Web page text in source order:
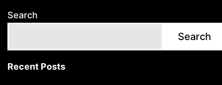
Search
Search
Recent Posts